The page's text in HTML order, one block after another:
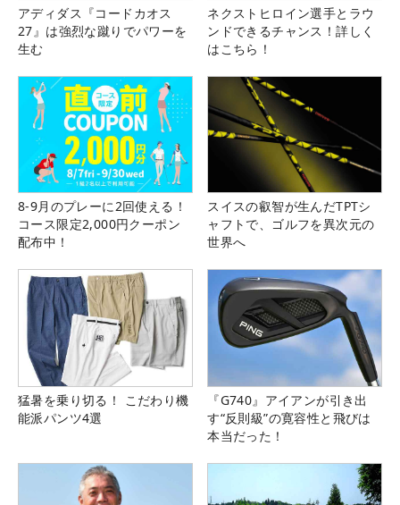
アディダス『コードカオス
27』は強烈な蹴りでパワーを
生む
ネクストヒロイン選手とラウ
ンドできるチャンス！詳しく
はこちら！
8-9月のプレーに2回使える！
コース限定2,000円クーポン
配布中！
スイスの叡智が生んだTPTシ
ャフトで、ゴルフを異次元の
世界へ
猛暑を乗り切る！ こだわり機
能派パンツ4選
『G740』アイアンが引き出
す“反則級”の寛容性と飛びは
本当だった！